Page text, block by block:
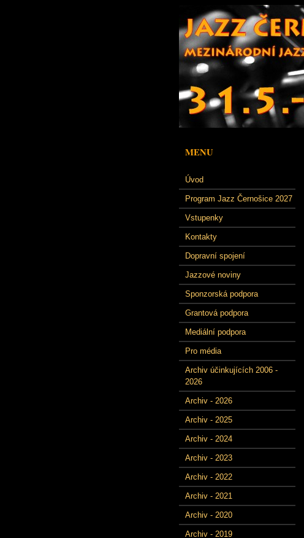
MENU
Úvod
Program Jazz Černošice 2027
Vstupenky
Kontakty
Dopravní spojení
Jazzové noviny
Sponzorská podpora
Grantová podpora
Mediální podpora
Pro média
Archiv účinkujících 2006 -
2026
Archiv - 2026
Archiv - 2025
Archiv - 2024
Archiv - 2023
Archiv - 2022
Archiv - 2021
Archiv - 2020
Archiv - 2019